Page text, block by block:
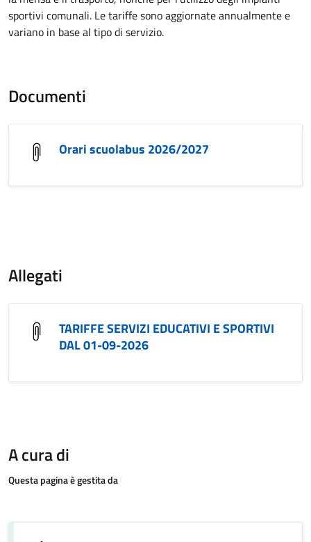
sportivi comunali. Le tariffe sono aggiornate annualmente e
variano in base al tipo di servizio.
Documenti
Orari scuolabus 2026/2027
Allegati
TARIFFE SERVIZI EDUCATIVI E SPORTIVI
DAL 01-09-2026
A cura di
Questa pagina è gestita da